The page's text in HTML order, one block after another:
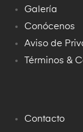
Galería
Conócenos
Aviso de
Términos &
Contacto